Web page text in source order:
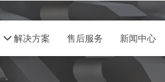
넵 解决方案 售后服务 新闻中心